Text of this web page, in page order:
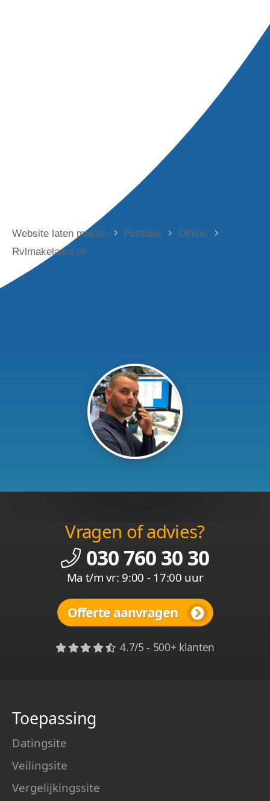
Website laten maken Portfolio
Offline
Rvlmakelaars.nl
Vragen of advies?
030 760 30 30
Ma t/m vr: 9:00 - 17:00 uur
Offerte aanvragen
4.7/5 - 500+ klanten
Toepassing
Datingsite
Veilingsite
Vergelijkingssite